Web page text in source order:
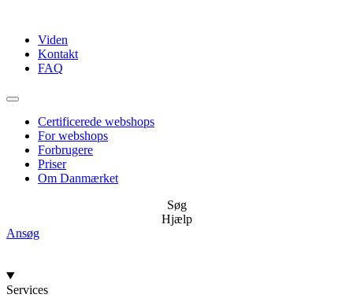
indholdViden
Kontakt
FAQ
Certificerede webshops
For webshops
Forbrugere
Priser
Om Danmærket
Søg
Hjælp
Ansøg
Services